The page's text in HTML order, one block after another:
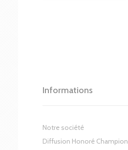
Informations
Notre société
Diffusion Honoré Champion